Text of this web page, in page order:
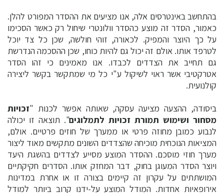
בהתחשב באינטרסים אלה, אנו מציעים את ההסדר המפורט להלן.
כאמור, הסדר זה מוצע כהסדר וולונטרי שיחול רק כאשר הסכימו
על כך היוצר והמפיק. לכאורה, זוהי חולשה, שכן כל צד יוכל
לטרפד אותו. אולם זה יכול גם להיות כוחו, שכן ההסכמה הנדרשת
גם תחייב את הצדדים לכבדו. אנו מאמינים כי זהו הסדר
אטרקטיבי אשר ראוי לשיקול ע"י כל מי שמתקשר בקשר ליצירה
קולנועית.
ביסודה, ההצעה מציעה עסקה, שאותה אפשר לכנות "זכויות
מסחור ושימוש תמורת זכויות לתמלוגים". תוצאה זו יכולה
לנבוע כמובן מחוזה פרטי או ממערך של חוזים פרטיים. אולם,
המציאות הנוכחית מוכיחה שהצדדים השונים מתקשים מאוד ליצור
מערך חוזי מוסכם. ההסדר המוצע מסייע לצדדים בהשגת היעד
ויוצר הסדר המעוגן בחוק, דבר המחזק אותו. הסדרים חקיקתיים
המושתתים על עקרון זה קיימים בצורה זו או אחרת במדינות
אירופאיות אחדות. המודל המוצע על-ידנו קרוב ביותר למודל